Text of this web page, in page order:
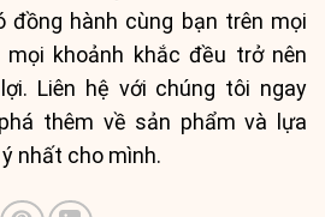
đồng hành cùng bạn trên mọi
khoảnh khắc đều trở nên
Liên hệ với chúng tôi ngay
thêm về sản phẩm và lựa
nhất cho mình.